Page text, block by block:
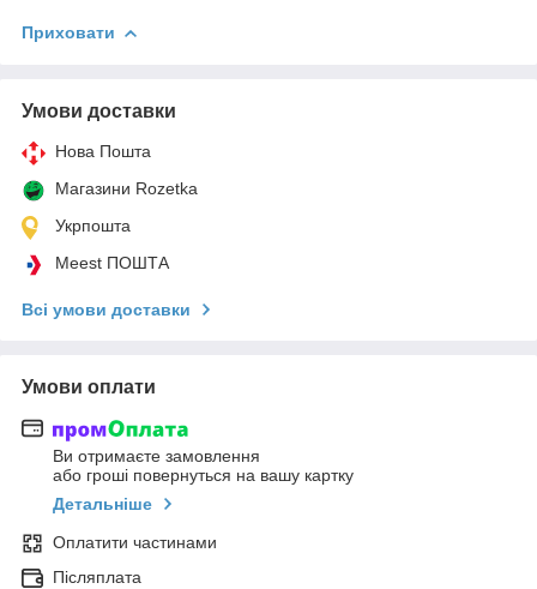
Приховати
Умови доставки
Нова Пошта
Магазини Rozetka
Укрпошта
Meest ПОШТА
Всі умови доставки
Умови оплати
Ви отримаєте замовлення
або гроші повернуться на вашу картку
Детальніше
Оплатити частинами
Післяплата